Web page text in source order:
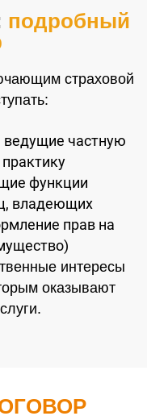
подробный
страховой
ведущие частную
функции
владеющих
прав на
интересы
оказывают